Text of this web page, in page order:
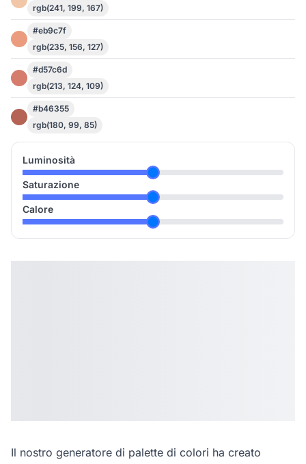
rgb(241, 199, 167)
#eb9c7f
rgb(235, 156, 127)
#d57c6d
rgb(213, 124, 109)
#b46355
rgb(180, 99, 85)
Luminosità
Saturazione
Calore
Il nostro generatore di palette di colori ha creato